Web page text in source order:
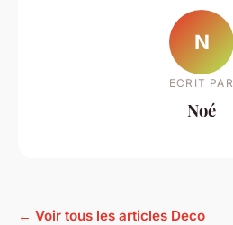
N
ECRIT PAR
Noé
← Voir tous les articles Deco